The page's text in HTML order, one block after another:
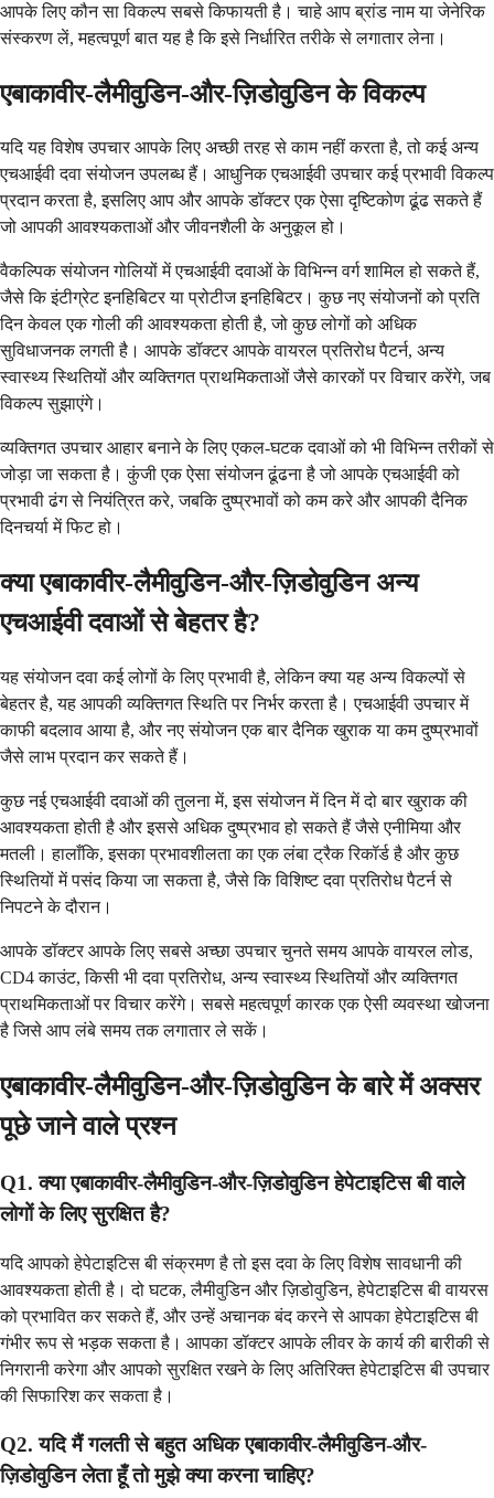
आपके लिए कौन सा विकल्प सबसे किफायती है। चाहे आप ब्रांड नाम या जेनेरिक
संस्करण लें, महत्वपूर्ण बात यह है कि इसे निर्धारित तरीके से लगातार लेना।
एबाकावीर-लैमीवुडिन-और-ज़िडोवुडिन के विकल्प
यदि यह विशेष उपचार आपके लिए अच्छी तरह से काम नहीं करता है, तो कई अन्य
एचआईवी दवा संयोजन उपलब्ध हैं। आधुनिक एचआईवी उपचार कई प्रभावी विकल्प
प्रदान करता है, इसलिए आप और आपके डॉक्टर एक ऐसा दृष्टिकोण ढूंढ सकते हैं
जो आपकी आवश्यकताओं और जीवनशैली के अनुकूल हो।
वैकल्पिक संयोजन गोलियों में एचआईवी दवाओं के विभिन्न वर्ग शामिल हो सकते हैं,
जैसे कि इंटीग्रेट इनहिबिटर या प्रोटीज इनहिबिटर। कुछ नए संयोजनों को प्रति
दिन केवल एक गोली की आवश्यकता होती है, जो कुछ लोगों को अधिक
सुविधाजनक लगती है। आपके डॉक्टर आपके वायरल प्रतिरोध पैटर्न, अन्य
स्वास्थ्य स्थितियों और व्यक्तिगत प्राथमिकताओं जैसे कारकों पर विचार करेंगे, जब
विकल्प सुझाएंगे।
व्यक्तिगत उपचार आहार बनाने के लिए एकल-घटक दवाओं को भी विभिन्न तरीकों से
जोड़ा जा सकता है। कुंजी एक ऐसा संयोजन ढूंढना है जो आपके एचआईवी को
प्रभावी ढंग से नियंत्रित करे, जबकि दुष्प्रभावों को कम करे और आपकी दैनिक
दिनचर्या में फिट हो।
क्या एबाकावीर-लैमीवुडिन-और-ज़िडोवुडिन अन्य
एचआईवी दवाओं से बेहतर है?
यह संयोजन दवा कई लोगों के लिए प्रभावी है, लेकिन क्या यह अन्य विकल्पों से
बेहतर है, यह आपकी व्यक्तिगत स्थिति पर निर्भर करता है। एचआईवी उपचार में
काफी बदलाव आया है, और नए संयोजन एक बार दैनिक खुराक या कम दुष्प्रभावों
जैसे लाभ प्रदान कर सकते हैं।
कुछ नई एचआईवी दवाओं की तुलना में, इस संयोजन में दिन में दो बार खुराक की
आवश्यकता होती है और इससे अधिक दुष्प्रभाव हो सकते हैं जैसे एनीमिया और
मतली। हालाँकि, इसका प्रभावशीलता का एक लंबा ट्रैक रिकॉर्ड है और कुछ
स्थितियों में पसंद किया जा सकता है, जैसे कि विशिष्ट दवा प्रतिरोध पैटर्न से
निपटने के दौरान।
आपके डॉक्टर आपके लिए सबसे अच्छा उपचार चुनते समय आपके वायरल लोड,
CD4 काउंट, किसी भी दवा प्रतिरोध, अन्य स्वास्थ्य स्थितियों और व्यक्तिगत
प्राथमिकताओं पर विचार करेंगे। सबसे महत्वपूर्ण कारक एक ऐसी व्यवस्था खोजना
है जिसे आप लंबे समय तक लगातार ले सकें।
एबाकावीर-लैमीवुडिन-और-ज़िडोवुडिन के बारे में अक्सर
पूछे जाने वाले प्रश्न
Q1. क्या एबाकावीर-लैमीवुडिन-और-ज़िडोवुडिन हेपेटाइटिस बी वाले
लोगों के लिए सुरक्षित है?
यदि आपको हेपेटाइटिस बी संक्रमण है तो इस दवा के लिए विशेष सावधानी की
आवश्यकता होती है। दो घटक, लैमीवुडिन और ज़िडोवुडिन, हेपेटाइटिस बी वायरस
को प्रभावित कर सकते हैं, और उन्हें अचानक बंद करने से आपका हेपेटाइटिस बी
गंभीर रूप से भड़क सकता है। आपका डॉक्टर आपके लीवर के कार्य की बारीकी से
निगरानी करेगा और आपको सुरक्षित रखने के लिए अतिरिक्त हेपेटाइटिस बी उपचार
की सिफारिश कर सकता है।
Q2. यदि मैं गलती से बहुत अधिक एबाकावीर-लैमीवुडिन-और-
ज़िडोवुडिन लेता हूँ तो मुझे क्या करना चाहिए?